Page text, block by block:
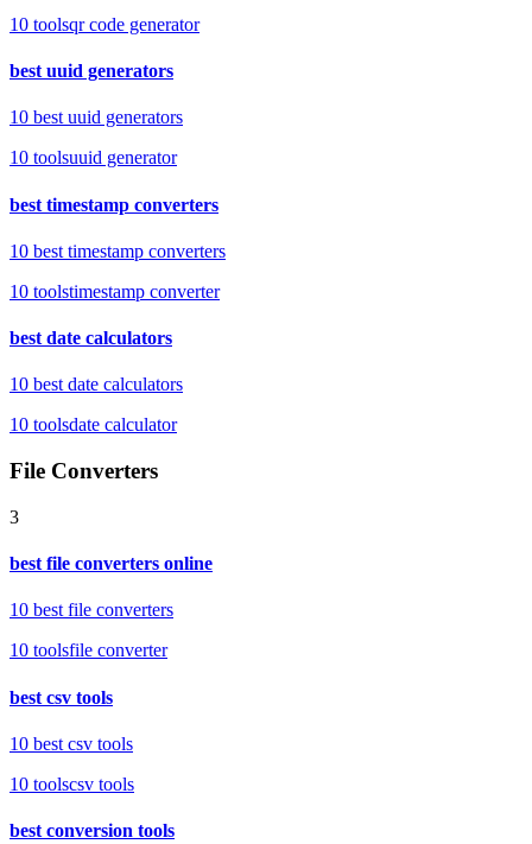
10 toolsqr code generator
best uuid generators
10 best uuid generators
10 toolsuuid generator
best timestamp converters
10 best timestamp converters
10 toolstimestamp converter
best date calculators
10 best date calculators
10 toolsdate calculator
File Converters
3
best file converters online
10 best file converters
10 toolsfile converter
best csv tools
10 best csv tools
10 toolscsv tools
best conversion tools